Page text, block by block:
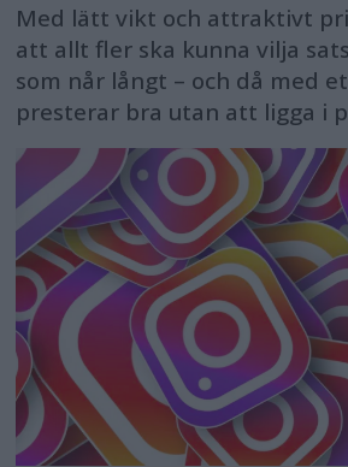
Med lätt vikt och attraktivt
att allt fler ska kunna vilja
som når långt – och då med
presterar bra utan att ligga i